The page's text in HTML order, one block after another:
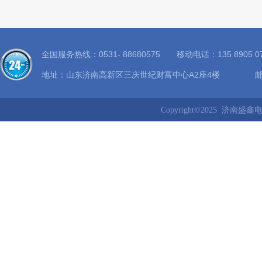
全国服务热线：0531- 88680575 移动电话：135
地址：山东济南高新区三庆世纪财富中心A2座4楼
Copyright©2025 济南盛鑫